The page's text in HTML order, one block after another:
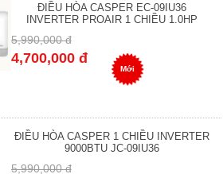
ĐIỀU HÒA CASPER EC-09IU36
INVERTER PROAIR 1 CHIỀU 1.0HP
5,990,000 đ
4,700,000 đ
Mới
ĐIỀU HÒA CASPER 1 CHIỀU INVERTER
9000BTU JC-09IU36
5,990,000 đ